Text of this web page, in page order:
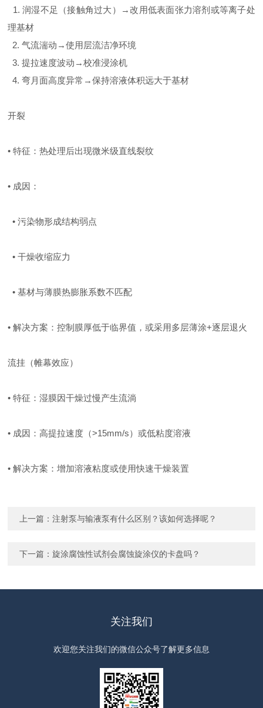
1. 润湿不足（接触角过大）→改用低表面张力溶剂或等离子处
理基材
2. 气流湍动→使用层流洁净环境
3. 提拉速度波动→校准浸涂机
4. 弯月面高度异常→保持溶液体积远大于基材
开裂
• 特征：热处理后出现微米级直线裂纹
• 成因：
• 污染物形成结构弱点
• 干燥收缩应力
• 基材与薄膜热膨胀系数不匹配
• 解决方案：控制膜厚低于临界值，或采用多层薄涂+逐层退火
流挂（帷幕效应）
• 特征：湿膜因干燥过慢产生流淌
• 成因：高提拉速度（>15mm/s）或低粘度溶液
• 解决方案：增加溶液粘度或使用快速干燥装置
上一篇：注射泵与输液泵有什么区别？该如何选择呢？
下一篇：旋涂腐蚀性试剂会腐蚀旋涂仪的卡盘吗？
关注我们
欢迎您关注我们的微信公众号了解更多信息